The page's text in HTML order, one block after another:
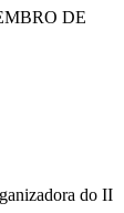
DE
do II